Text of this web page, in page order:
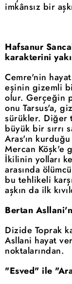
imkânsız bir
Hafsanur
karakterini
Cemre'nin
eşinin gizemli
olur. Gerçeğin
onu Tarsus'a,
sürükler. Diğer
büyük bir sırrı
Aras'ın
Mercan Köşk'e
İkilinin yolları
arasında
bu tehlikeli
aşkın da ilk
Bertan
Dizide Toprak
Asllani hayat
noktalarından.
"Esved" ile